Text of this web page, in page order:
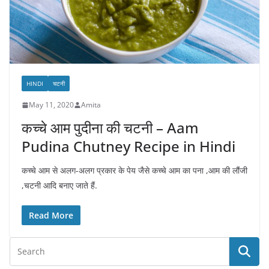
HINDI चटनी
May 11, 2020 Amita
कच्चे आम पुदीना की चटनी – Aam
Pudina Chutney Recipe in Hindi
कच्चे आम से अलग-अलग प्रकार के पेय जैसे कच्चे आम का पना ,आम की लौंजी
,चटनी आदि बनाए जाते हैं.
Read More